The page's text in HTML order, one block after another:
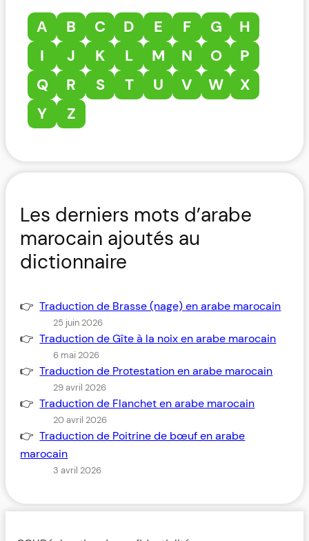
A B C D E F G
H
I
J K L M N O
P
Q
R S T U V W
X
Y
Z
Les derniers mots d’arabe
marocain ajoutés au
dictionnaire
Traduction de Brasse (nage) en arabe marocain
25 juin 2026
Traduction de Gîte à la noix en arabe marocain
6 mai 2026
Traduction de Protestation en arabe marocain
29 avril 2026
Traduction de Flanchet en arabe marocain
20 avril 2026
Traduction de Poitrine de bœuf en arabe
marocain
3 avril 2026